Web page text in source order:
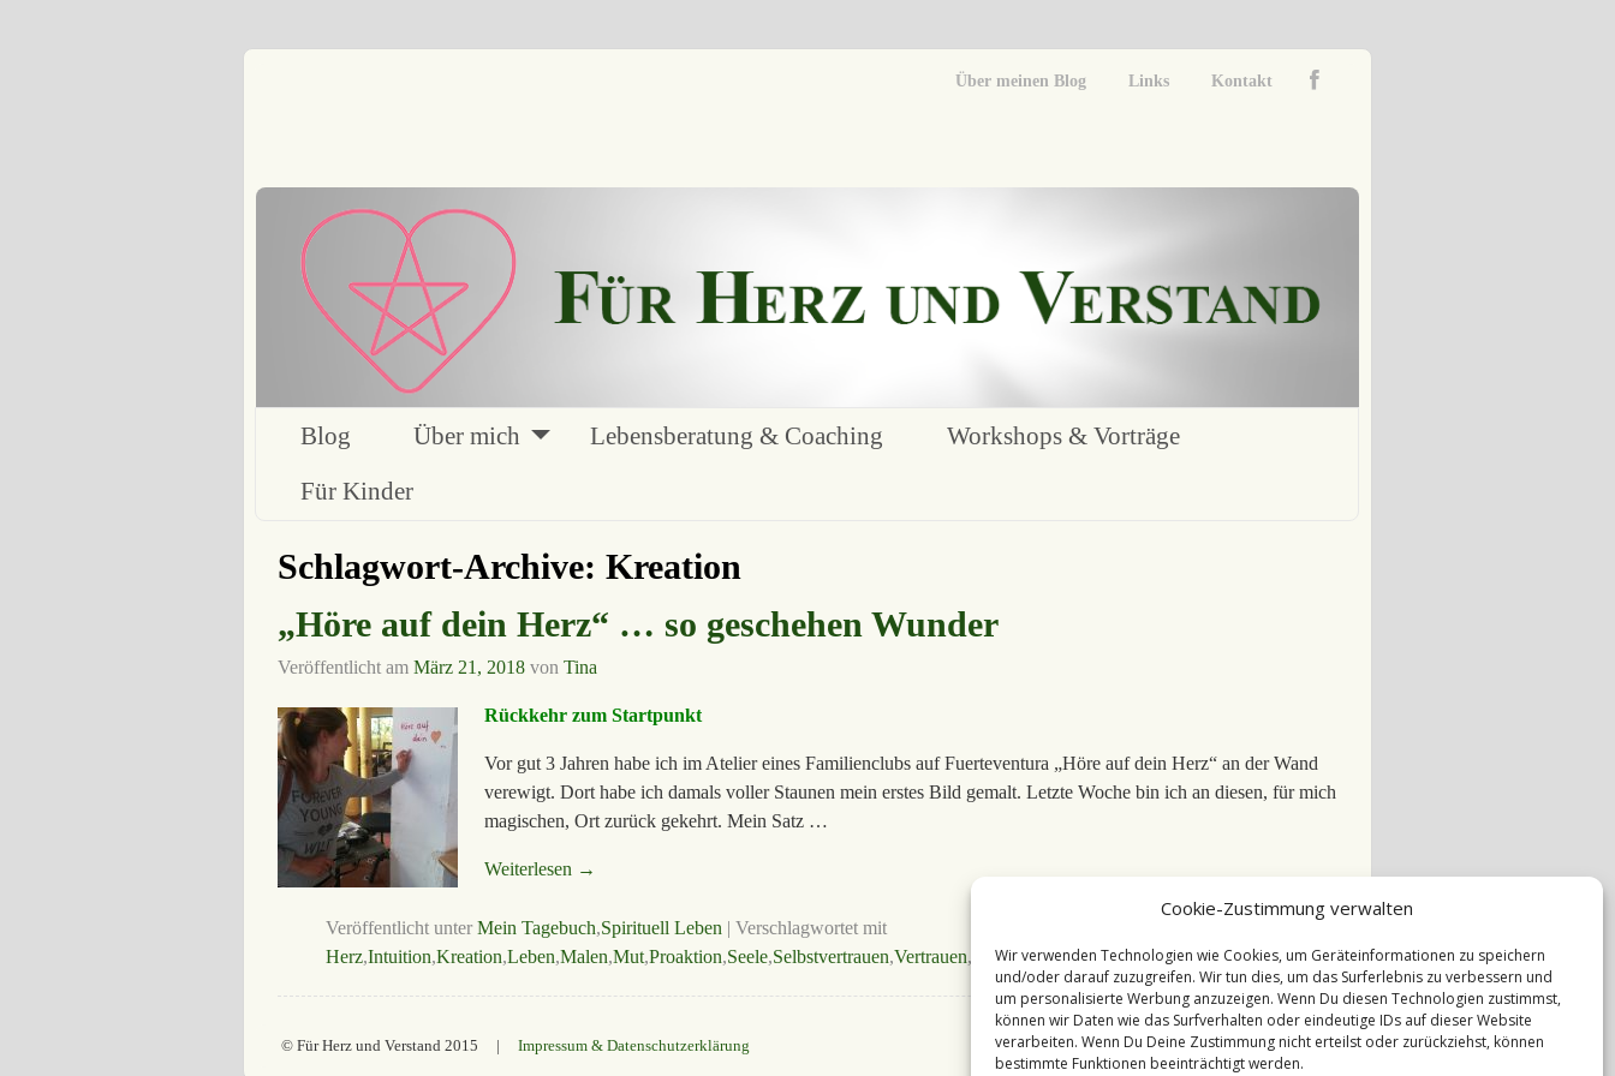
Cookie-Zustimmung verwalten
Wir verwenden Technologien wie Cookies, um Geräteinformationen zu speichern
und/oder darauf zuzugreifen. Wir tun dies, um das Surferlebnis zu verbessern und
um personalisierte Werbung anzuzeigen. Wenn Du diesen Technologien zustimmst,
können wir Daten wie das Surfverhalten oder eindeutige IDs auf dieser Website
verarbeiten. Wenn Du Deine Zustimmung nicht erteilst oder zurückziehst, können
bestimmte Funktionen beeinträchtigt werden.
Über meinen Blog Links Kontakt
Blog Über mich Lebensberatung & Coaching
Workshops & Vorträge
Für Kinder
Schlagwort-Archive:Kreation
„Höre auf dein Herz“ … so geschehen Wunder
Veröffentlicht amMärz 21, 2018 vonTina
Rückkehr zum Startpunkt
Vor gut 3 Jahren habe ich im Atelier eines Familienclubs auf Fuerteventura „Höre auf dein Herz“ an der Wand
verewigt. Dort habe ich damals voller Staunen mein erstes Bild gemalt. Letzte Woche bin ich an diesen, für mich
magischen, Ort zurück gekehrt. Mein Satz …
Weiterlesen →
Veröffentlicht unter Mein Tagebuch,Spirituell Leben |Verschlagwortet mit
Herz,Intuition,Kreation,Leben,Malen,Mut,Proaktion,Seele,Selbstvertrauen,Vertrauen, Wunder
© Für Herz und Verstand 2015 | Impressum & Datenschutzerklärung Impressum